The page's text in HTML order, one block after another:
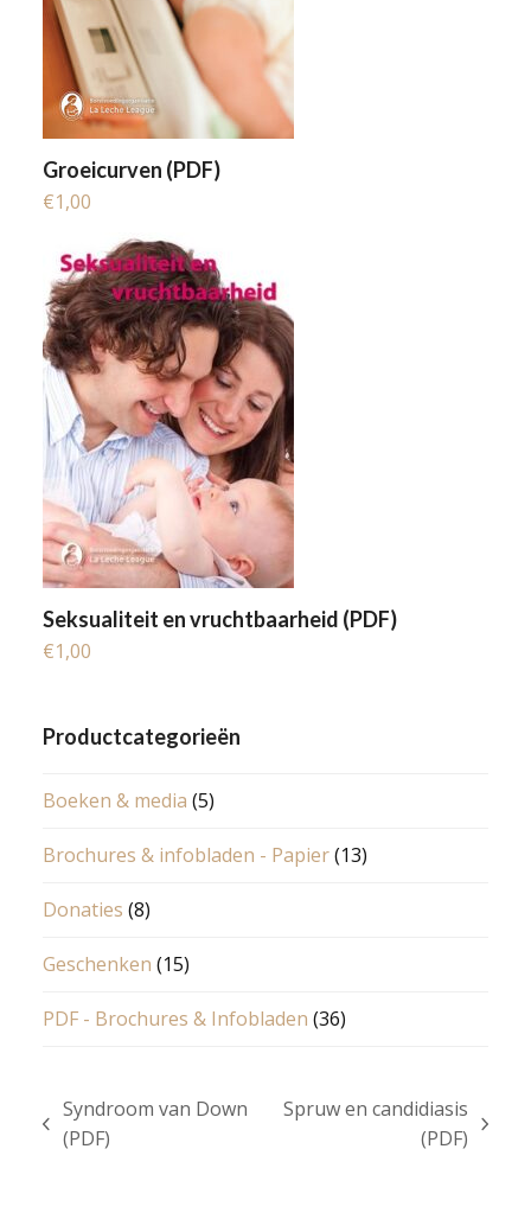
Groeicurven (PDF)
€1,00
Seksualiteit en vruchtbaarheid (PDF)
€1,00
Productcategorieën
Boeken & media (5)
Brochures & infobladen - Papier(13)
Donaties (8)
Geschenken (15)
PDF - Brochures & Infobladen (36)
previous
Syndroom van Down
(PDF)
Spruw en candidiasis
(PDF)